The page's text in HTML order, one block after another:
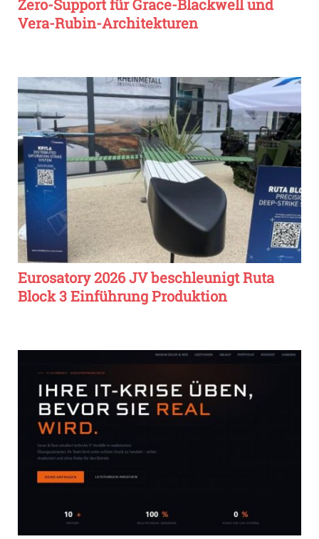
Zero-Support für Grace-Blackwell und
Vera-Rubin-Architekturen
Eurosatory 2026 JV beschleunigt Ruta
Block 3 Einführung Produktion